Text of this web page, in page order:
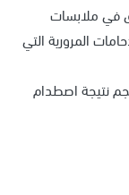
في ملابسات
المرورية التي
نتيجة اصطدام